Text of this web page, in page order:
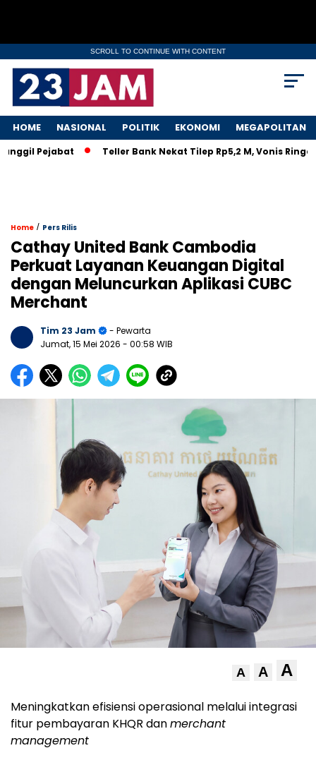
SCROLL TO CONTINUE WITH CONTENT
HOME NASIONAL POLITIK EKONOMI MEGAPOLITAN
Pejabat Teller Bank Nekat Tilep Rp5,2 M, Vonis Ringan
Home / Pers Rilis
Cathay United Bank Cambodia
Perkuat Layanan Keuangan Digital
dengan Meluncurkan Aplikasi CUBC
Merchant
Tim 23 Jam
- Pewarta
Jumat, 15 Mei 2026 - 00:58 WIB
A A A
Meningkatkan efisiensi operasional melalui integrasi
fitur pembayaran KHQR danmerchant
management